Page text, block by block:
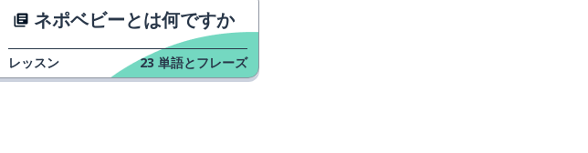
ネポベビーとは何ですか
レッスン 23 単語とフレーズ